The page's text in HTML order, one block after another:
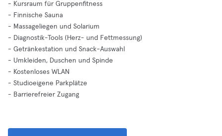
- Kursraum für Gruppenfitness
- Finnische Sauna
- Massageliegen und Solarium
- Diagnostik-Tools (Herz- und Fettmessung)
- Getränkestation und Snack-Auswahl
- Umkleiden, Duschen und Spinde
- Kostenloses WLAN
- Studioeigene Parkplätze
- Barrierefreier Zugang